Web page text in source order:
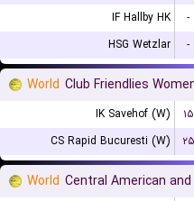
IF Hallby HK
-
HSG Wetzlar
-
World Club Friendlies
IK Savehof (W) ۱۵
CS Rapid Bucuresti (W)
۲۵
World Central American